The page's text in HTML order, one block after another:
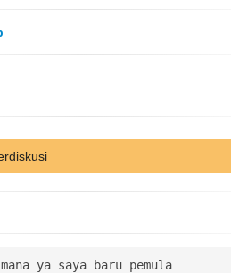
ya saya baru pemula